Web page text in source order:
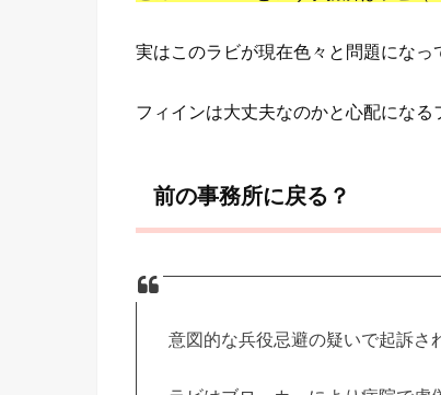
実はこのラビが現在色々と問題になっ
フィインは大丈夫なのかと心配になる
前の事務所に戻る？
意図的な兵役忌避の疑いで起訴さ